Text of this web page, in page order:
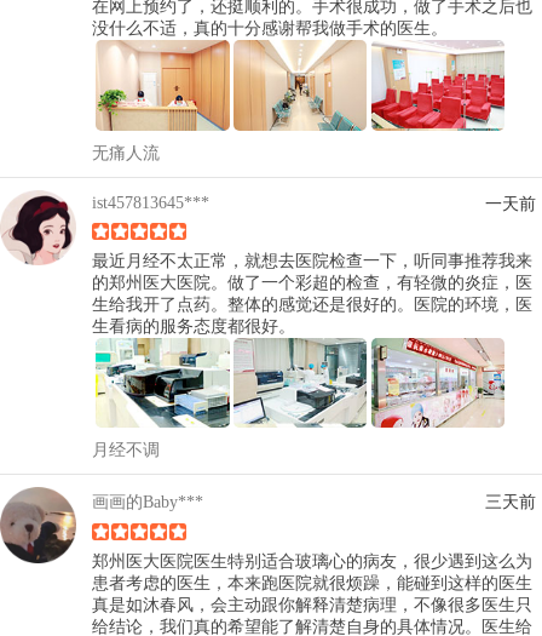
在网上预约了，还挺顺利的。手术很成功，做了手术之后也
没什么不适，真的十分感谢帮我做手术的医生。
无痛人流
ist457813645*** 一天前
最近月经不太正常，就想去医院检查一下，听同事推荐我来
的郑州医大医院。做了一个彩超的检查，有轻微的炎症，医
生给我开了点药。整体的感觉还是很好的。医院的环境，医
生看病的服务态度都很好。
月经不调
画画的Baby*** 三天前
郑州医大医院医生特别适合玻璃心的病友，很少遇到这么为
患者考虑的医生，本来跑医院就很烦躁，能碰到这样的医生
真是如沐春风，会主动跟你解释清楚病理，不像很多医生只
给结论，我们真的希望能了解清楚自身的具体情况。医生给